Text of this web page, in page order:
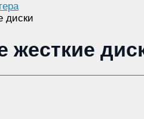
диски
жесткие